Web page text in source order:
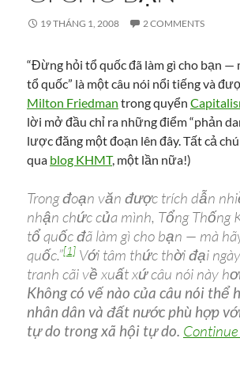
19 THÁNG 1, 2008 2 COMMENTS
“Đừng hỏi tổ quốc đã làm gì cho bạn —
tổ quốc” là một câu nói nổi tiếng và
Milton Friedman trong quyển
lời mở đầu chỉ ra những điểm “phản
lược đăng một đoạn lên đây. Tất cả
qua blog KHMT, một lần nữa!)
Trong đoạn văn được trích dẫn
nhận chức của mình, Tổng Thống
tổ quốc đã làm gì cho bạn — mà
quốc.”[1] Với tâm thức thời đại
tranh cãi về xuất xứ câu nói này
Không có vế nào của câu nói thể
nhân dân và đất nước phù hợp
tự do trong xã hội tự do.